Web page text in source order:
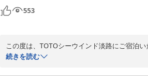
物が多かったり、雨の日に宿泊する場合は少し
テルは以前宿泊した時と変わらず、安藤忠雄さ
ルで、ロビーからは海が一望でき、朝日やや夕
敵です。部屋は以前と同じメゾネットAタイプ
ず綺麗なお部屋でした。夕食は小さい子供がい
屋食にして頂いており、とても助かりました。
553
この度は、TOTOシーウインド淡路にご宿泊
うございました。
メゾネットタイプのお部屋には、「シンラ」
続きを読む